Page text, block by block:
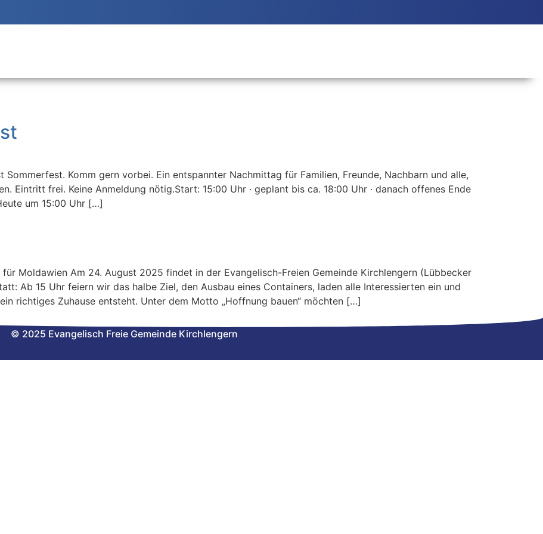
Komm gern vorbei. Ein entspannter Nachmittag für Familien, Freunde, Nachbarn und alle,
Eintritt frei. Keine Anmeldung nötig.Start: 15:00 Uhr · geplant bis ca. 18:00 Uhr · danach offenes Ende
um 15:00 Uhr […]
Moldawien Am 24. August 2025 findet in der Evangelisch-Freien Gemeinde Kirchlengern (Lübbecker
Ab 15 Uhr feiern wir das halbe Ziel, den Ausbau eines Containers, laden alle Interessierten ein und
richtiges Zuhause entsteht. Unter dem Motto „Hoffnung bauen“ möchten […]
© 2025 Evangelisch Freie Gemeinde Kirchlengern